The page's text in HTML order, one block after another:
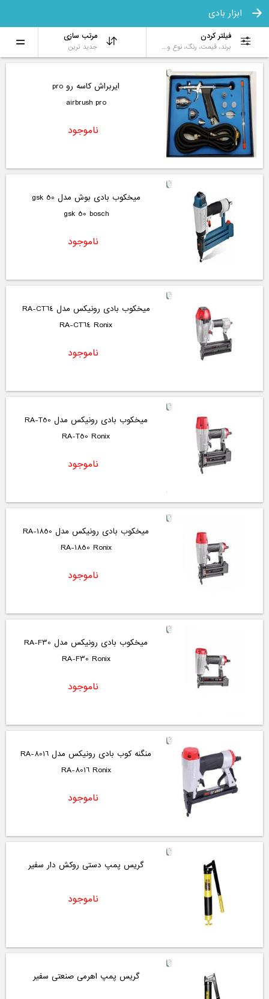
ابزار بادی
فیلتر کردن
برند، قیمت، رنگ، نوع و...
مرتب سازی
جدید ترین
ایربراش کاسه رو pro
airbrush pro
ناموجود
میخکوب بادی بوش مدل gsk 50
gsk 50 bosch
ناموجود
میخکوب بادی رونیکس مدل RA-CT64
RA-CT64 Ronix
ناموجود
میخکوب بادی رونیکس مدل RA-T50
RA-T50 Ronix
ناموجود
میخکوب بادی رونیکس مدل RA-1850
RA-1850 Ronix
ناموجود
میخکوب بادی رونیکس مدل RA-F30
RA-F30 Ronix
ناموجود
منگنه کوب بادی رونیکس مدل RA-8016
RA-8016 Ronix
ناموجود
گریس پمپ دستی روکش دار سفیر
ناموجود
گریس پمپ اهرمی صنعتی سفیر